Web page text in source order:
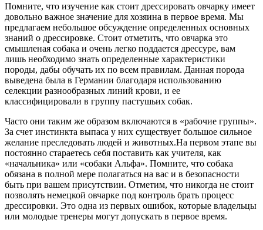
Помните, что изучение как стоит дрессировать овчарку имеет
довольно важное значение для хозяина в первое время. Мы
предлагаем небольшое обсуждение определенных основных
знаний о дрессировке. Стоит отметить, что овчарка это
смышленая собака и очень легко поддается дрессуре, вам
лишь необходимо знать определенные характеристики
породы, дабы обучать их по всем правилам. Данная порода
выведена была в Германии благодаря использованию
селекции разнообразных линий крови, и ее
классифицировали в группу пастушьих собак.
Часто они таким же образом включаются в «рабочие группы».
За счет инстинкта выпаса у них существует большое сильное
желание преследовать людей и животных.На первом этапе вы
постоянно стараетесь себя поставить как учителя, как
«начальника» или «собаки Альфа». Помните, что собака
обязана в полной мере полагаться на вас и в безопасности
быть при вашем присутствии. Отметим, что никогда не стоит
позволять немецкой овчарке под контроль брать процесс
дрессировки. Это одна из первых ошибок, которые владельцы
или молодые тренеры могут допускать в первое время.